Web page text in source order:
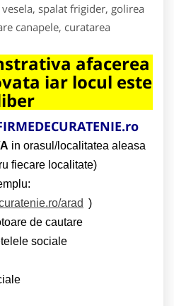
spalat frigider, golirea
canapele, curatarea
afacerea
iar locul este
in orasul/localitatea aleasa
fiecare localitate)
arad )
de cautare
sociale